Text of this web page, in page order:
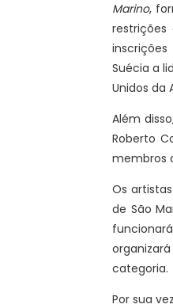
Marino,
Suécia a
Unidos da
Além
Roberto
membros
Os
de São
categoria.
Por sua